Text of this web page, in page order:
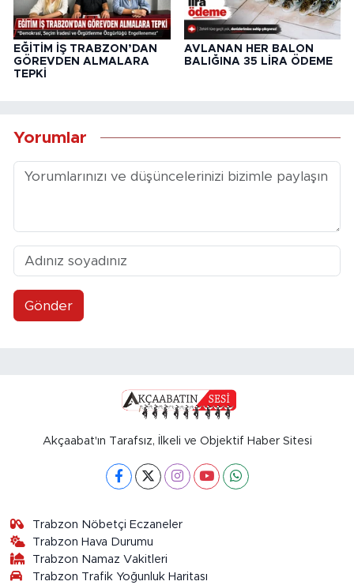
EĞİTİM İŞ TRABZON’DAN
GÖREVDEN ALMALARA
TEPKİ
AVLANAN HER BALON
BALIĞINA 35 LİRA ÖDEME
Yorumlar
Gönder
Akçaabat'ın Tarafsız, İlkeli ve Objektif Haber Sitesi
Trabzon Nöbetçi Eczaneler
Trabzon Hava Durumu
Trabzon Namaz Vakitleri
Trabzon Trafik Yoğunluk Haritası